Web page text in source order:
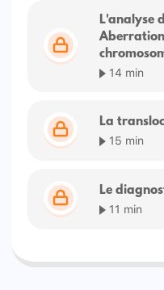
L'analyse
14 min
La
15 min
Le
11 min